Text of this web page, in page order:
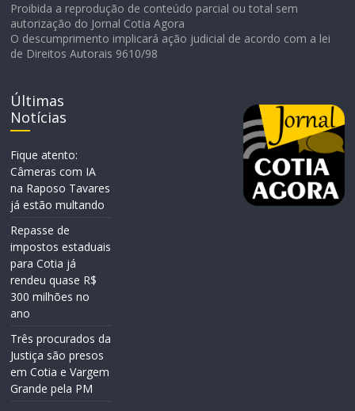
Proibida a reprodução de conteúdo parcial ou total sem
autorização do Jornal Cotia Agora
O descumprimento implicará ação judicial de acordo com a lei
de Direitos Autorais 9610/98
Últimas
Notícias
Fique atento:
Câmeras com IA
na Raposo Tavares
já estão multando
Repasse de
impostos estaduais
para Cotia já
rendeu quase R$
300 milhões no
ano
Três procurados da
Justiça são presos
em Cotia e Vargem
Grande pela PM